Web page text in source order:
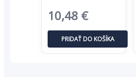
Pôvodná
cena
bola:
10,48 €Aktuálna
cena
je:
PRIDAŤ DO KOŠÍKA